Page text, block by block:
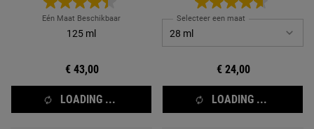
Eén Maat Beschikbaar
125 ml
€ 43,00
LOADING ...
Selecteer een maat
€ 24,00
LOADING ...